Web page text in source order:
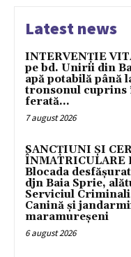
Latest news
INTERVENȚIE
pe bd. Unirii din
apă potabilă până
tronsonul cuprins
ferată...
7 august 2026
SANCȚIUNI ȘI
ÎNMATRICULARE
Blocada
djn Baia Sprie,
Serviciul
Canină și
maramureșeni
6 august 2026